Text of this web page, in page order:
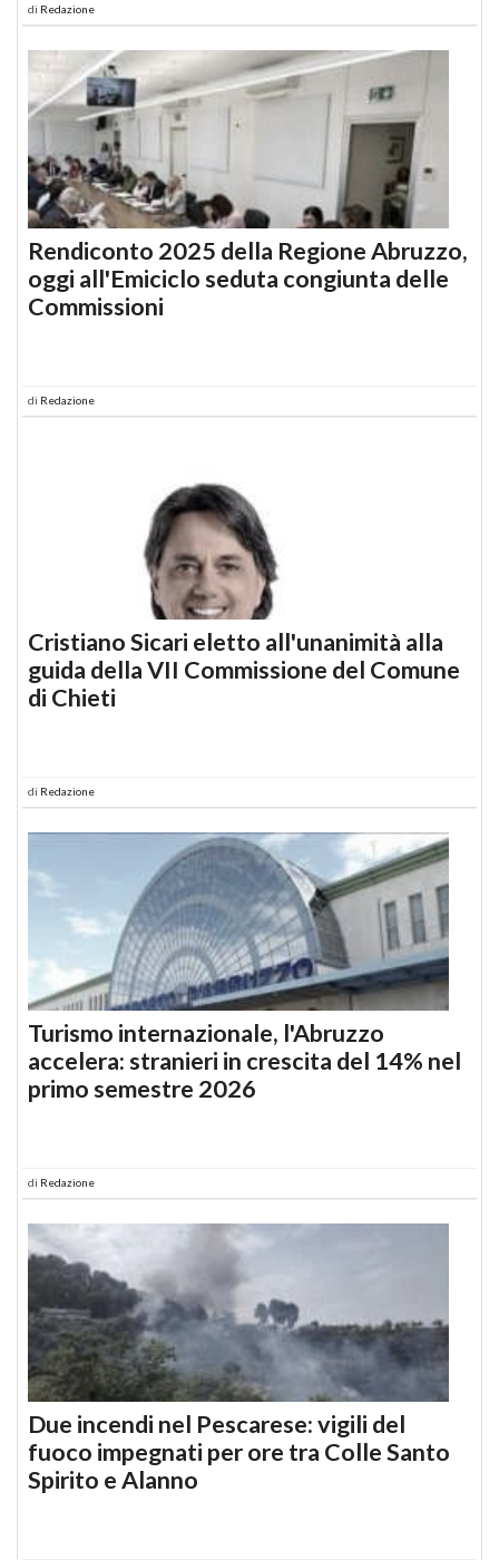
di Redazione
Rendiconto 2025 della Regione Abruzzo,
oggi all'Emiciclo seduta congiunta delle
Commissioni
di Redazione
Cristiano Sicari eletto all'unanimità alla
guida della VII Commissione del Comune
di Chieti
di Redazione
Turismo internazionale, l'Abruzzo
accelera: stranieri in crescita del 14% nel
primo semestre 2026
di Redazione
Due incendi nel Pescarese: vigili del
fuoco impegnati per ore tra Colle Santo
Spirito e Alanno